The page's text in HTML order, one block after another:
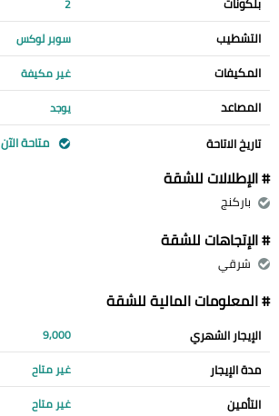
التشطيب سوبر لوكس
المكيفات غير مكيفة
المصاعد يوجد
تاريخ الاتاحة متاحة الآن
# الإطلالات للشقة
باركنج
# الإتجاهات للشقة
شرقي
# المعلومات المالية للشقة
الإيجار الشهري 9,000
مدة الإيجار غير متاح
التأمين غير متاح